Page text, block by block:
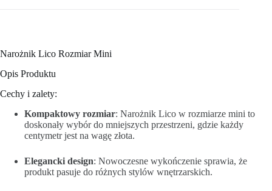
Narożnik Lico Rozmiar Mini
Opis Produktu
Cechy i zalety:
Kompaktowy rozmiar: Narożnik Lico w rozmiarze mini to
doskonały wybór do mniejszych przestrzeni, gdzie każdy
centymetr jest na wagę złota.
Elegancki design: Nowoczesne wykończenie sprawia, że
produkt pasuje do różnych stylów wnętrzarskich.